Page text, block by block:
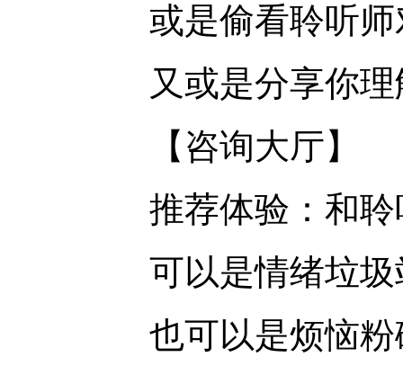
或是偷看聆听师
又或是分享你理
【咨询大厅】
推荐体验：和聆
可以是情绪垃圾
也可以是烦恼粉